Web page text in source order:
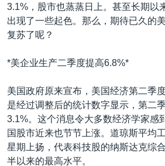
航
转
检
索
最新国际新闻
印太
中东
非洲
美洲
全球议题
分类新闻
经济·金融·贸易
人权·法律·宗教
军事
劳工
环境
美中关系
热点专题
国会报道
美中关系
美国建国250周年
VOA今日焦点
中文广播
关注我们
3.1%，股市也蒸蒸日上。甚至长期以
出现了一些起色。那么，期待已久的
复苏了呢？
*美企业生产二季度提高6.8%*
美国政府原来宣布，美国经济第二季
是经过调整后的统计数字显示，第二
3.1%。这个消息令大多数经济学家感
国股市近来也节节上涨。道琼斯平均
星期上扬，代表科技股的纳斯达克综
半以来的最高水平。